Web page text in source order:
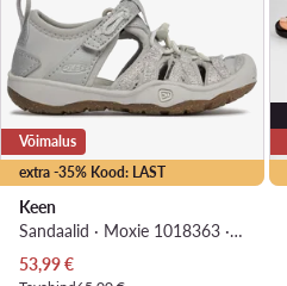
extra -35% Kood: LAST
Võimalus
Keen
Sandaalid · Moxie 1018363 · Hõbedane
Praegune hind
53,99€